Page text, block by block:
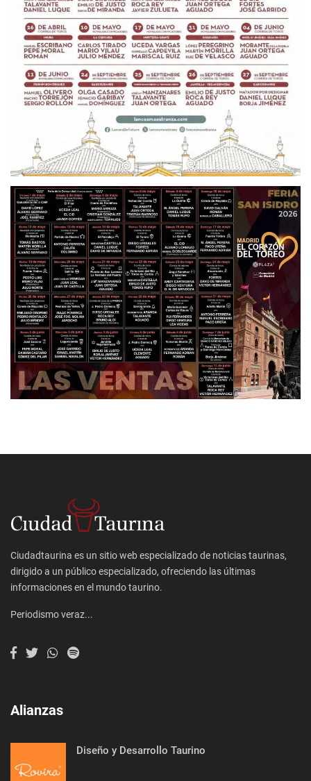
Ciudadtaurina es un sitio web especializado de noticias taurinas,
dirigido a un público especializado, ofreciendo las últimas
informaciones en el mundo taurino.
Periodismo veraz...
Alianzas
Diseño y Desarrollo Taurino